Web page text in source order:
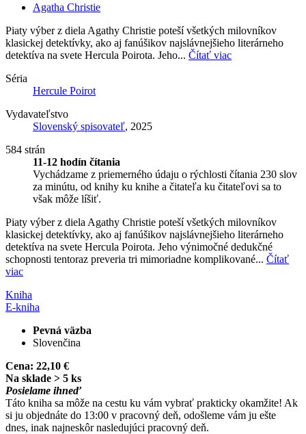
Agatha Christie
Piaty výber z diela Agathy Christie poteší všetkých milovníkov
klasickej detektívky, ako aj fanúšikov najslávnejšieho literárneho
detektíva na svete Hercula Poirota. Jeho... Čítať viac
Séria
Hercule Poirot
Vydavateľstvo
Slovenský spisovateľ, 2025
584 strán
11-12 hodín čítania
Vychádzame z priemerného údaju o rýchlosti čítania 230 slov
za minútu, od knihy ku knihe a čitateľa ku čitateľovi sa to
však môže líšiť.
Piaty výber z diela Agathy Christie poteší všetkých milovníkov
klasickej detektívky, ako aj fanúšikov najslávnejšieho literárneho
detektíva na svete Hercula Poirota. Jeho výnimočné dedukčné
schopnosti tentoraz preveria tri mimoriadne komplikované... Čítať
viac
Kniha
E-kniha
Pevná väzba
Slovenčina
Cena: 22,10 €
Na sklade > 5 ks
Posielame ihneď
Táto kniha sa môže na cestu ku vám vybrať prakticky okamžite! Ak
si ju objednáte do 13:00 v pracovný deň, odošleme vám ju ešte
dnes, inak najneskôr nasledujúci pracovný deň.